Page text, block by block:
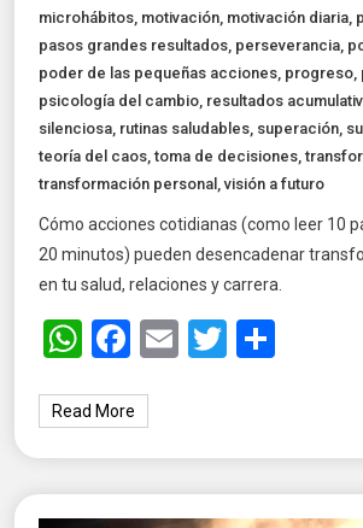
microhábitos motivación motivación diaria
pasos grandes resultados perseverancia
poder de las pequeñas acciones progreso
psicología del cambio resultados
silenciosa rutinas saludables superación
teoría del caos ,toma de decisiones ,
transformación personal ,visión a futuro
Cómo acciones cotidianas (como leer 10
20 minutos) pueden desencadenar
en tu salud, relaciones y carrera.
WhatsApp
Facebook
EmailTwitter
Read More